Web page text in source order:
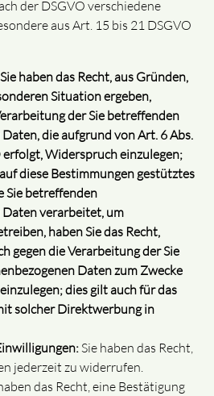
der DSGVO verschiedene
aus Art. 15 bis 21 DSGVO
haben das Recht, aus Gründen,
Situation ergeben,
der Sie betreffenden
die aufgrund von Art. 6 Abs.
erfolgt, Widerspruch einzulegen;
diese Bestimmungen gestütztes
Sie betreffenden
verarbeitet, um
haben Sie das Recht,
gegen die Verarbeitung der Sie
Daten zum Zwecke
dies gilt auch für das
solcher Direktwerbung in
Sie haben das Recht,
jederzeit zu widerrufen.
das Recht, eine Bestätigung